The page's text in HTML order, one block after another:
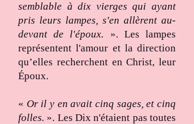
semblable à dix vierges qui ayant
pris leurs lampes, s'en allèrent au-
devant de l'époux. ». Les lampes
représentent l'amour et la direction
qu’elles recherchent en Christ, leur
Époux.
« Or il y en avait cinq sages, et cinq
folles. ». Les Dix n'étaient pas toutes